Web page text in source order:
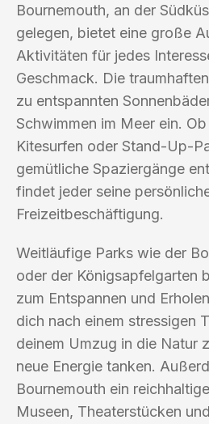
Bournemouth, an der
gelegen, bietet eine große
Aktivitäten für jedes
Geschmack. Die
zu entspannten
Schwimmen im Meer ein.
Kitesurfen oder Stand-Up-
gemütliche Spaziergänge
findet jeder seine
Freizeitbeschäftigung.
Weitläufige Parks wie der
oder der Königsapfelgarten
zum Entspannen und
dich nach einem stressigen
deinem Umzug in die Natur
neue Energie tanken.
Bournemouth ein
Museen, Theaterstücken